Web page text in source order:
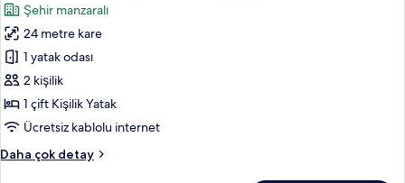
Benefits]
Standard
Double
Room
+
1
Duty
Şehir manzaralı
24 metre kare
1 yatak odası
2 kişilik
1 çift Kişilik Yatak
Ücretsiz kablolu internet
Daha çok detay
[English